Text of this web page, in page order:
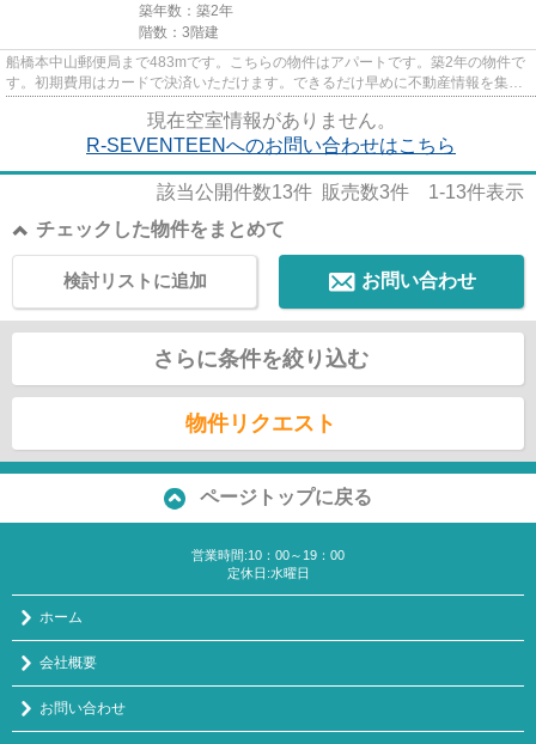
築年数：築2年
階数：3階建
船橋本中山郵便局まで483mです。こちらの物件はアパートです。築2年の物件で
す。初期費用はカードで決済いただけます。できるだけ早めに不動産情報を集め
現在空室情報がありません。
R-SEVENTEENへのお問い合わせはこちら
該当公開件数13件 販売数3件 1-13件表示
チェックした物件をまとめて
お問い合わせ
検討リストに追加
さらに条件を絞り込む
物件リクエスト
ページトップに戻る
営業時間:10：00～19：00
定休日:水曜日
ホーム
会社概要
お問い合わせ